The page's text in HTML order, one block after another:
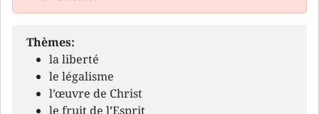
Thèmes:
la liberté
le légalisme
l’œuvre de Christ
le fruit de l’Esprit